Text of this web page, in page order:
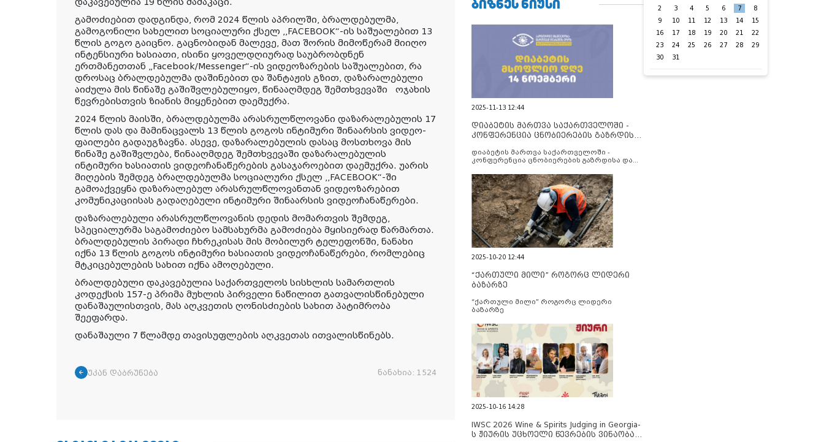
გამოძიებით დადგინდა, რომ 2024 წლის აპრილში, ბრალდებულმა,
გამოგონილი სახელით სოციალური ქსელ ,,FACEBOOK“-ის საშუალებით 13
წლის გოგო გაიცნო. გაცნობიდან მალევე, მათ შორის მიმოწერამ მიიღო
ინტენსიური ხასიათი, ისინი ყოველდღიურად საუბრობდნენ
ერთმანეთთან „Facebook/Messenger“-ის ვიდეოზარების საშუალებით, რა
დროსაც ბრალდებულმა დაშინებით და შანტაჟის გზით, დაზარალებული
აიძულა მის წინაშე გაშიშვლებულიყო, წინააღმდეგ შემთხვევაში ოჯახის
წევრებისთვის ზიანის მიყენებით დაემუქრა.
2024 წლის მაისში, ბრალდებულმა არასრულწლოვანი დაზარალებულის 17
წლის დას და მამინაცვალს 13 წლის გოგოს ინტიმური შინაარსის ვიდეო-
ფაილები გადაუგზავნა. ასევე, დაზარალებულის დასაც მოსთხოვა მის
წინაშე გაშიშვლება, წინააღმდეგ შემთხვევაში დაზარალებულის
ინტიმური ხასიათის ვიდეოჩანაწერების გასაჯაროებით დაემუქრა. უარის
მიღების შემდეგ ბრალდებულმა სოციალური ქსელ ,,FACEBOOK“-ში
გამოაქვეყნა დაზარალებულ არასრულწლოვანთან ვიდეოზარებით
კომუნიკაციისას გადაღებული ინტიმური შინაარსის ვიდეოჩანაწერები.
დაზარალებული არასრულწლოვანის დედის მომართვის შემდეგ,
სპეციალურმა საგამოძიებო სამსახურმა გამოძიება მყისიერად წარმართა.
ბრალდებულის პირადი ჩხრეკისას მის მობილურ ტელეფონში, ნანახი
იქნა 13 წლის გოგოს ინტიმური ხასიათის ვიდეოჩანაწერები, რომლებიც
მტკიცებულების სახით იქნა ამოღებული.
ბრალდებული დაკავებულია საქართველოს სისხლის სამართლის
კოდექსის 157-ე პრიმა მუხლის პირველი ნაწილით გათვალისწინებული
დანაშაულისთვის, მას აღკვეთის ღონისძიების სახით პატიმრობა
შეეფარდა.
დანაშაული 7 წლამდე თავისუფლების აღკვეთას ითვალისწინებს.
უკან დაბრუნება ნანახია: 1524
ᲑᲘᲖᲜᲔᲡ ᲜᲘᲣᲡᲘ
2025-11-13 12:44
დიაბეტის მართვა საქართველოში -
კონფერენცია ცნობიერების გაზრდისა
დიაბეტის მართვა საქართველოში -
კონფერენცია ცნობიერების გაზრდისა და
2025-10-20 12:44
“ქართული მილი” როგორც ლიდერი
ბაზარზე
“ქართული მილი” როგორც ლიდერი
ბაზარზე
2025-10-16 14:28
IWSC 2026 Wine & Spirits Judging in Georgia-
ს ჟიურის უცხოელი წევრების ვინაობა
2
3 4 5 6 7
8
9
10 11 12 13 14
15
16
17 18 19 20 21
22
23
24 25 26 27 28
29
30
31